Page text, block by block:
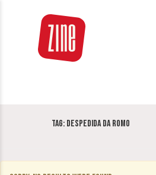
Tag: Despedida da ROMO